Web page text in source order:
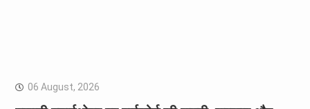
06 August, 2026